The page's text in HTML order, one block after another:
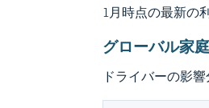
1月時点の最新の
グローバル家
ドライバーの影